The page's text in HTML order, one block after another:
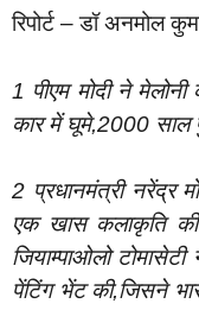
रिपोर्ट – डॉ अनमोल
1 पीएम मोदी ने
कार में घूमे,2000 साल
2 प्रधानमंत्री नरेंद्र
एक खास कलाकृति की
जियाम्पाओलो
पेंटिंग भेंट की,जिसने